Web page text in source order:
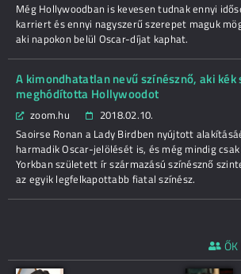
Még Hollywoodban is kevesen tudnak ennyi
karriert és ennyi nagyszerű szerepet maguk
aki napokon belül Oscar-díjat kaphat.
A kimondhatatlan nevű színésznő, aki kék
meghódította Hollywoodot
zoom.hu
2018.02.10.
Saoirse Ronan a Lady Birdben nyújtott
harmadik Oscar-jelölését is, és még mindig
Yorkban született ír származású színésznő
az egyik legfelkapottabb fiatal színész.